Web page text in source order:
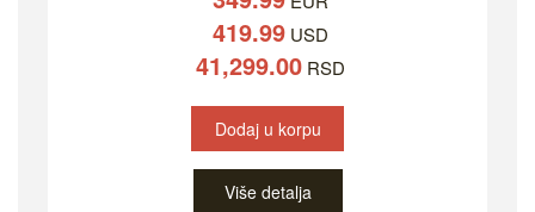
419.99 USD
41,299.00 RSD
Dodaj u korpu
Više detalja